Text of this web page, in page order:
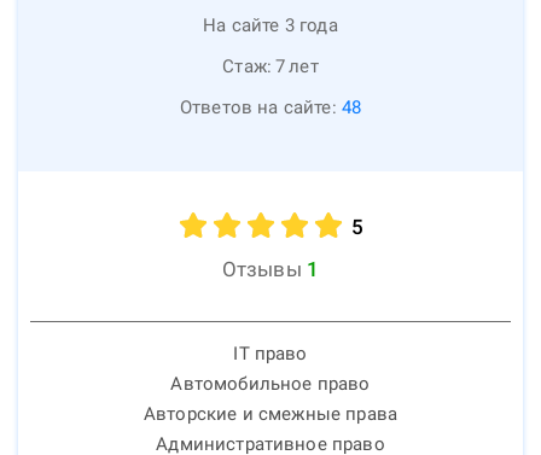
На сайте 3 года
Стаж: 7лет
Ответов на сайте: 48
5
Отзывы 1
IT право
Автомобильное право
Авторские и смежные права
Административное право